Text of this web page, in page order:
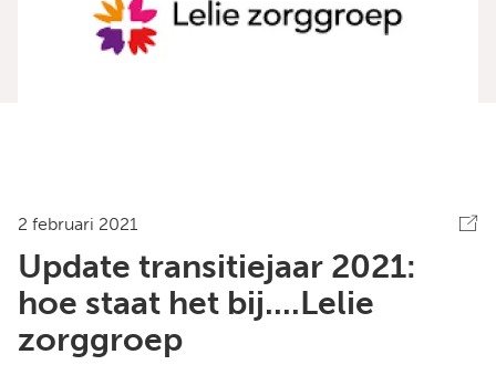
2 februari 2021
Update transitiejaar 2021:
hoe staat het bij....Lelie
zorggroep